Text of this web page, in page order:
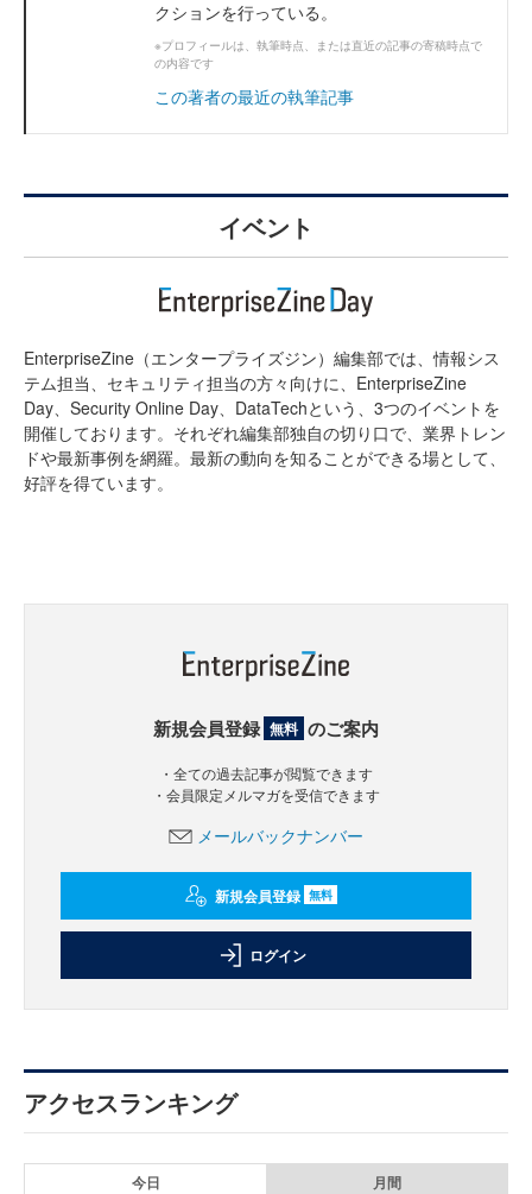
クションを行っている。
※プロフィールは、執筆時点、または直近の記事の寄稿時点で
の内容です
この著者の最近の執筆記事
イベント
EnterpriseZine（エンタープライズジン）編集部では、情報シス
テム担当、セキュリティ担当の方々向けに、EnterpriseZine
Day、Security Online Day、DataTechという、3つのイベントを
開催しております。それぞれ編集部独自の切り口で、業界トレン
ドや最新事例を網羅。最新の動向を知ることができる場として、
好評を得ています。
新規会員登録 無料 のご案内
・全ての過去記事が閲覧できます
・会員限定メルマガを受信できます
メールバックナンバー
新規会員登録 無料
ログイン
アクセスランキング
今日 月間